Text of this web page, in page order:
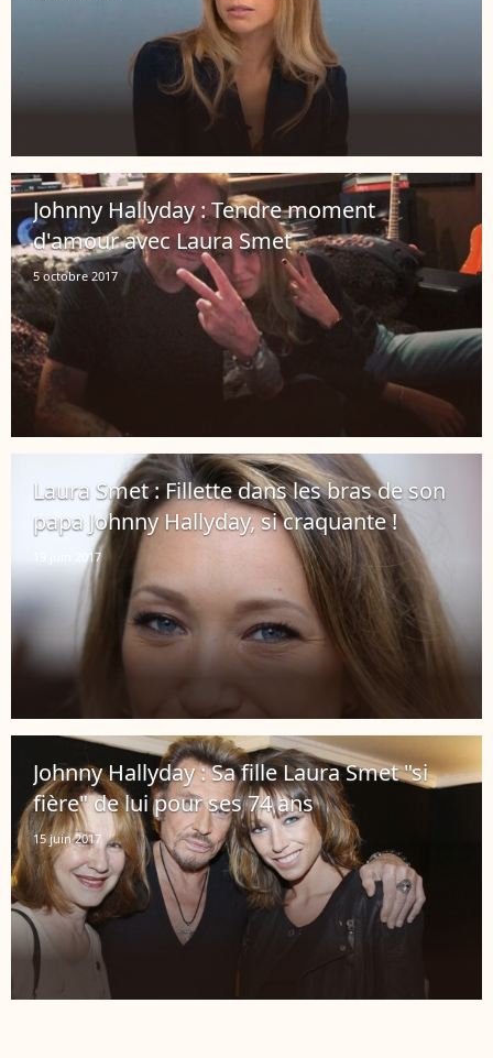
Johnny Hallyday : Tendre moment
d'amour avec Laura Smet
5 octobre 2017
Laura Smet : Fillette dans les bras de son
papa Johnny Hallyday, si craquante !
19 juin 2017
Johnny Hallyday : Sa fille Laura Smet "si
fière" de lui pour ses 74 ans
15 juin 2017